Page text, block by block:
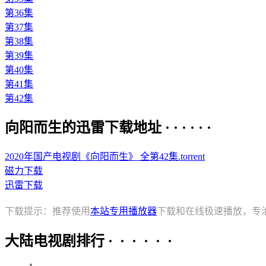
第36集
第37集
第38集
第39集
第40集
第41集
第42集
向阳而生的迅雷下载地址 · · · · · ·
2020年国产电视剧《向阳而生》 全第42集.torrent
磁力下载
迅雷下载
下载提示：推荐使用本站专用播放器下载和在线极速播放，专
大陆电视剧排行 · · · · · ·